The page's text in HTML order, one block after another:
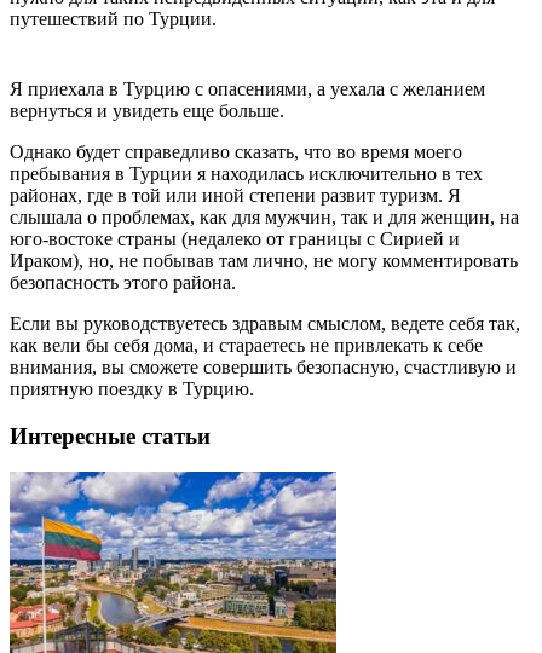
путешествий по Турции.
Я приехала в Турцию с опасениями, а уехала с желанием
вернуться и увидеть еще больше.
Однако будет справедливо сказать, что во время моего
пребывания в Турции я находилась исключительно в тех
районах, где в той или иной степени развит туризм. Я
слышала о проблемах, как для мужчин, так и для женщин, на
юго-востоке страны (недалеко от границы с Сирией и
Ираком), но, не побывав там лично, не могу комментировать
безопасность этого района.
Если вы руководствуетесь здравым смыслом, ведете себя так,
как вели бы себя дома, и стараетесь не привлекать к себе
внимания, вы сможете совершить безопасную, счастливую и
приятную поездку в Турцию.
Интересные статьи